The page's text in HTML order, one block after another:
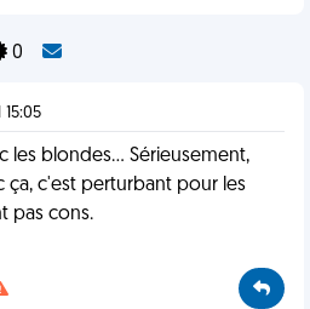
0
les blondes... Sérieusement,
ça, c'est perturbant pour les
pas cons.